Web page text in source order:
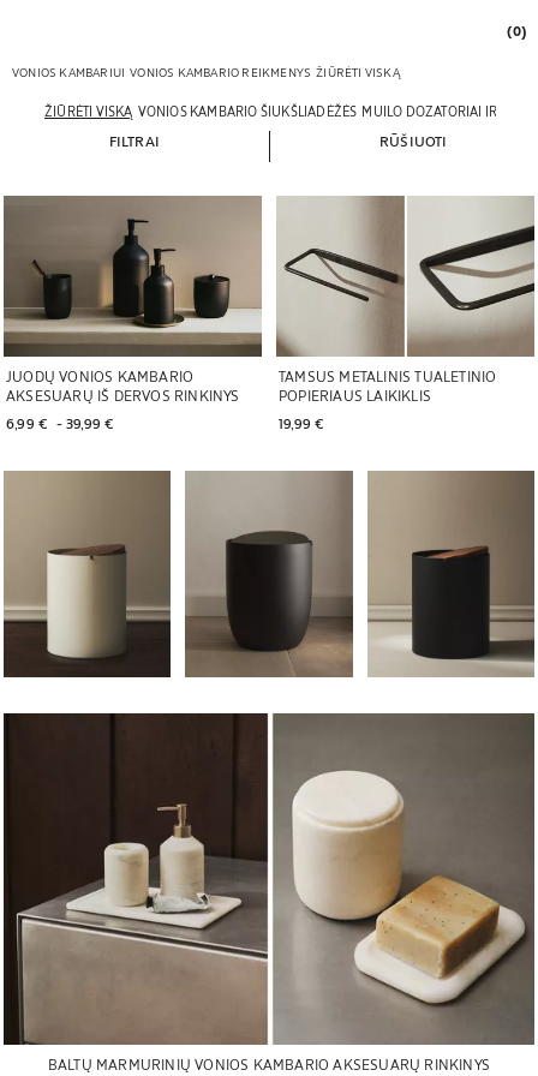
(0)
VONIOS KAMBARIUI VONIOS KAMBARIO REIKMENYS ŽIŪRĖTI VISKĄ
ŽIŪRĖTI VISKĄ VONIOS KAMBARIO ŠIUKŠLIADĖŽĖS MUILO DOZATORIAI IR
FILTRAI RŪŠIUOTI
JUODŲ VONIOS KAMBARIO
AKSESUARŲ IŠ DERVOS RINKINYS
6,99 € - 39,99 €
TAMSUS METALINIS TUALETINIO
POPIERIAUS LAIKIKLIS
19,99 €
Paveikslėlis pakeistas į 1 iš 6Paveikslėlis pakeistas į 1 iš 5Paveikslėlis pakeistas į
BALTŲ MARMURINIŲ VONIOS KAMBARIO AKSESUARŲ RINKINYS